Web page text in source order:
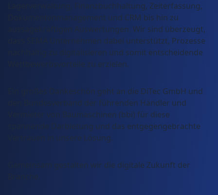
Lagerverwaltung, Finanzbuchhaltung, Zeiterfassung,
Dokumentenmanagement und CRM bis hin zu
aussagekräftigen Auswertungen. Wir sind überzeugt,
dass SEMA Unternehmen dabei unterstützt, Prozesse
nachhaltig zu digitalisieren und somit entscheidende
Wettbewerbsvorteile zu erzielen.
Ein großes Dankeschön geht an die DiTec GmbH und
den Bundesverband der führenden Händler und
Vermieter von Baumaschinen (bbi) für diese
spannende Darbietung und das entgegengebrachte
Vertrauen in unsere Lösung.
Gemeinsam gestalten wir die digitale Zukunft der